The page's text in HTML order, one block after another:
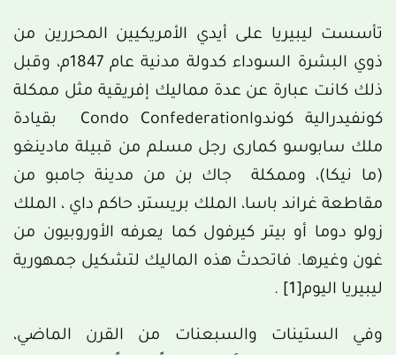
تأسست ليبيريا على أيدي الأمريكيين المحررين من
ذوي البشرة السوداء كدولة مدنية عام 1847م، وقبل
ذلك كانت عبارة عن عدة مماليك إفريقية مثل ممكلة
كونفيدرالية كوندواCondo Confederation بقيادة
ملك سابوسو كمارى رجل مسلم من قبيلة مادينغو
(ما نيكا)، وممكلة جاك بن من مدينة جامبو من
مقاطعة غراند باسا، الملك بريستر، حاكم داي ، الملك
زولو دوما أو بيتر كيرفول كما يعرفه الأوروبيون من
غون وغيرها. فاتحدتْ هذه الماليك لتشكيل جمهورية
ليبيريا اليوم[1]
.
وفي الستينات والسبعنات من القرن الماضي،